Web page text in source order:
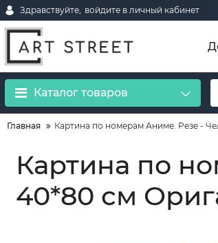
Здравствуйте, войдите в личный кабинет
Каталог товаров
Главная Картина по номерам Аниме. Резе -
Картина по
40*80 см